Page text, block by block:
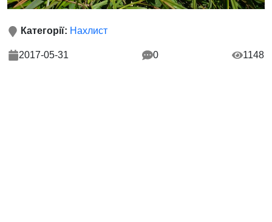
Категорії: Нахлист
2017-05-31 0 1148